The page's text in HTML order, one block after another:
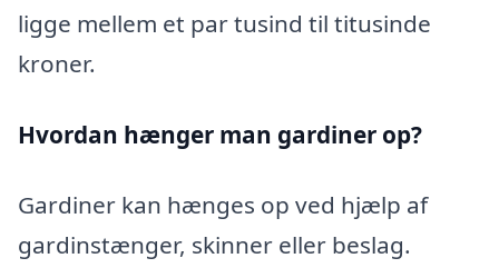
ligge mellem et par tusind til titusinde
kroner.
Hvordan hænger man gardiner op?
Gardiner kan hænges op ved hjælp af
gardinstænger, skinner eller beslag.